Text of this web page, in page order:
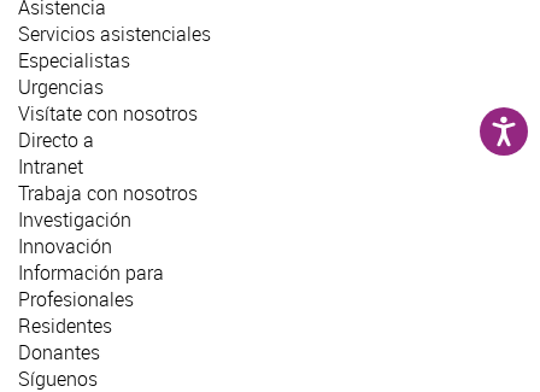
Asistencia
Servicios asistenciales
Especialistas
Urgencias
Visítate con nosotros
Directo a
Intranet
Trabaja con nosotros
Investigación
Innovación
Información para
Profesionales
Residentes
Donantes
Síguenos